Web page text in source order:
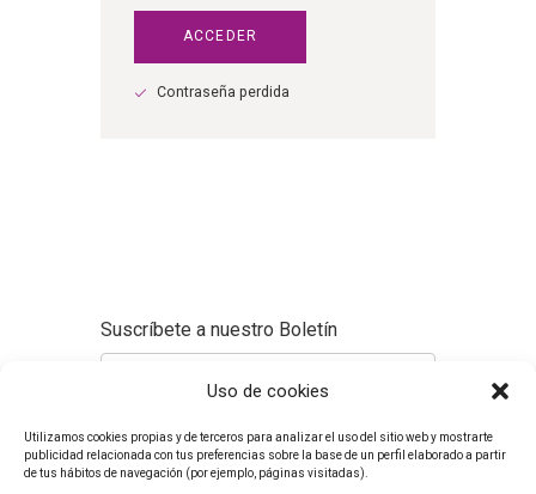
Uso de cookies
Utilizamos cookies propias y de terceros para analizar el uso del sitio web y mostrarte
publicidad relacionada con tus preferencias sobre la base de un perfil elaborado a partir
de tus hábitos de navegación (por ejemplo, páginas visitadas).
Contraseña perdida
Suscríbete a nuestro Boletín
WhatsApp